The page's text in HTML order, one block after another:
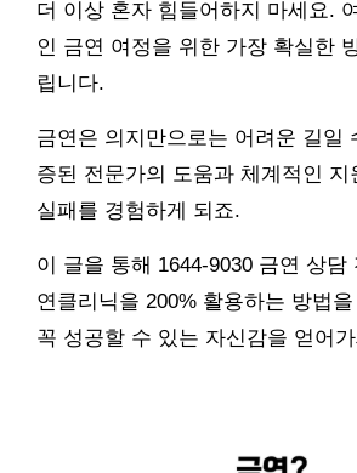
더 이상 혼자 힘들어하지 마세요.
인 금연 여정을 위한 가장 확실한
립니다.
금연은 의지만으로는 어려운 길일
증된 전문가의 도움과 체계적인 지
실패를 경험하게 되죠.
이 글을 통해 1644-9030 금연 상담
연클리닉을 200% 활용하는 방법
꼭 성공할 수 있는 자신감을 얻어